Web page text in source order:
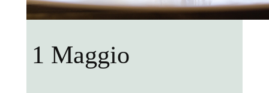
1 Maggio